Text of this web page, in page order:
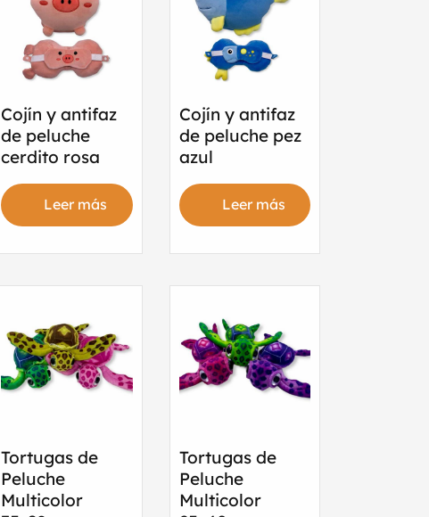
Cojín y antifaz
de peluche
cerdito rosa
Leer más
Cojín y antifaz
de peluche pez
azul
Leer más
Tortugas de
Peluche
Multicolor
Tortugas de
Peluche
Multicolor